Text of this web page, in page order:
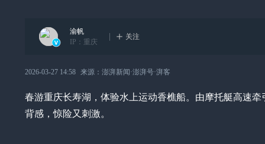
渝帆
IP： 重庆
关注
2026-03-27 14:58 来源： 澎湃新闻·澎湃号·湃客
春游重庆长寿湖，体验水上运动香樵船。由摩托艇高速
背感，惊险又刺激。